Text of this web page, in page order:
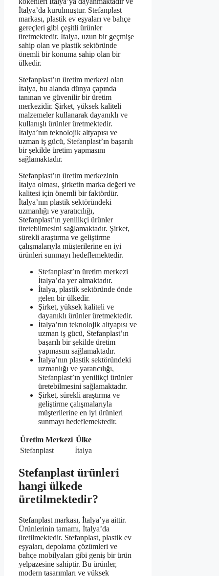
İtalya’da kurulmuştur. Stefanplast
markası, plastik ev eşyaları ve bahçe
gereçleri gibi çeşitli ürünler
üretmektedir. İtalya, uzun bir geçmişe
sahip olan ve plastik sektöründe
önemli bir konuma sahip olan bir
ülkedir.
Stefanplast’ın üretim merkezi olan
İtalya, bu alanda dünya çapında
tanınan ve güvenilir bir üretim
merkezidir. Şirket, yüksek kaliteli
malzemeler kullanarak dayanıklı ve
kullanışlı ürünler üretmektedir.
İtalya’nın teknolojik altyapısı ve
uzman iş gücü, Stefanplast’ın başarılı
bir şekilde üretim yapmasını
sağlamaktadır.
Stefanplast’ın üretim merkezinin
İtalya olması, şirketin marka değeri ve
kalitesi için önemli bir faktördür.
İtalya’nın plastik sektöründeki
uzmanlığı ve yaratıcılığı,
Stefanplast’ın yenilikçi ürünler
üretebilmesini sağlamaktadır. Şirket,
sürekli araştırma ve geliştirme
çalışmalarıyla müşterilerine en iyi
ürünleri sunmayı hedeflemektedir.
Stefanplast’ın üretim merkezi
İtalya’da yer almaktadır.
İtalya, plastik sektöründe önde
gelen bir ülkedir.
Şirket, yüksek kaliteli ve
dayanıklı ürünler üretmektedir.
İtalya’nın teknolojik altyapısı ve
uzman iş gücü, Stefanplast’ın
başarılı bir şekilde üretim
yapmasını sağlamaktadır.
İtalya’nın plastik sektöründeki
uzmanlığı ve yaratıcılığı,
Stefanplast’ın yenilikçi ürünler
üretebilmesini sağlamaktadır.
Şirket, sürekli araştırma ve
geliştirme çalışmalarıyla
müşterilerine en iyi ürünleri
sunmayı hedeflemektedir.
Üretim Merkezi Ülke
Stefanplast
İtalya
Stefanplast ürünleri
hangi ülkede
üretilmektedir?
Stefanplast markası, İtalya’ya aittir.
Ürünlerinin tamamı, İtalya’da
üretilmektedir. Stefanplast, plastik ev
eşyaları, depolama çözümleri ve
bahçe mobilyaları gibi geniş bir ürün
yelpazesine sahiptir. Bu ürünler,
modern tasarımları ve yüksek